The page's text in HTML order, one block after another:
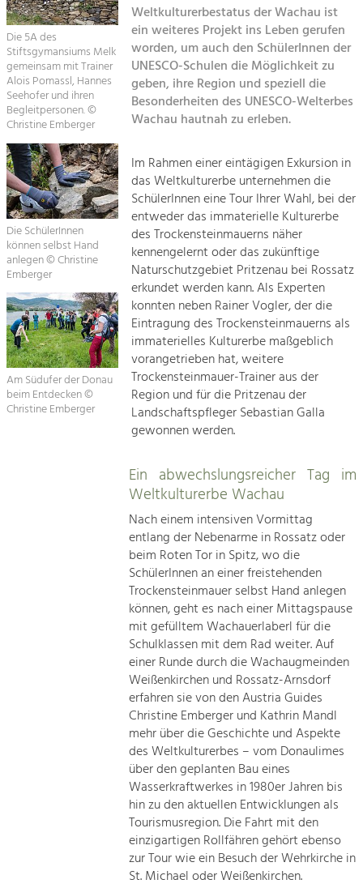
Suche
Impressum
Kontakt
Landscape.
Tourism
Offer Development and Positioning
Art & Culture
Crafts, Science and Research.
Social Affairs, Education
& Identity
Equality, Youth and Integration.
Mobility & Energy
Climate Change, Public Transport and
Renewable Energy.
Economy
Increase in Regional Value Added.
Die 5A des
Stiftsgymansiums Melk
gemeinsam mit Trainer
Alois Pomassl, Hannes
Seehofer und ihren
Begleitpersonen. ©
Christine Emberger
Die SchülerInnen
können selbst Hand
anlegen © Christine
Emberger
Am Südufer der Donau
beim Entdecken ©
Christine Emberger
Weltkulturerbestatus der Wachau ist
ein weiteres Projekt ins Leben gerufen
worden, um auch den SchülerInnen der
UNESCO-Schulen die Möglichkeit zu
geben, ihre Region und speziell die
Besonderheiten des UNESCO-Welterbes
Wachau hautnah zu erleben.
Im Rahmen einer eintägigen Exkursion in
das Weltkulturerbe unternehmen die
SchülerInnen eine Tour Ihrer Wahl, bei der
entweder das immaterielle Kulturerbe
des Trockensteinmauerns näher
kennengelernt oder das zukünftige
Naturschutzgebiet Pritzenau bei Rossatz
erkundet werden kann. Als Experten
konnten neben Rainer Vogler, der die
Eintragung des Trockensteinmauerns als
immaterielles Kulturerbe maßgeblich
vorangetrieben hat, weitere
Trockensteinmauer-Trainer aus der
Region und für die Pritzenau der
Landschaftspfleger Sebastian Galla
gewonnen werden.
Ein abwechslungsreicher Tag im
Weltkulturerbe Wachau
Nach einem intensiven Vormittag
entlang der Nebenarme in Rossatz oder
beim Roten Tor in Spitz, wo die
SchülerInnen an einer freistehenden
Trockensteinmauer selbst Hand anlegen
können, geht es nach einer Mittagspause
mit gefülltem Wachauerlaberl für die
Schulklassen mit dem Rad weiter. Auf
einer Runde durch die Wachaugmeinden
Weißenkirchen und Rossatz-Arnsdorf
erfahren sie von den Austria Guides
Christine Emberger und Kathrin Mandl
mehr über die Geschichte und Aspekte
des Weltkulturerbes – vom Donaulimes
über den geplanten Bau eines
Wasserkraftwerkes in 1980er Jahren bis
hin zu den aktuellen Entwicklungen als
Tourismusregion. Die Fahrt mit den
einzigartigen Rollfähren gehört ebenso
zur Tour wie ein Besuch der Wehrkirche in
St. Michael oder Weißenkirchen.